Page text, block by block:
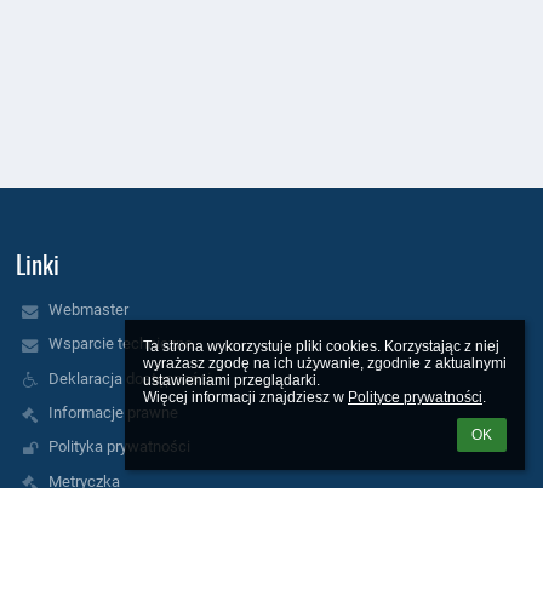
Ta strona wykorzystuje pliki cookies. Korzystając z niej
wyrażasz zgodę na ich używanie, zgodnie z aktualnymi
ustawieniami przeglądarki.
Więcej informacji znajdziesz w Polityce prywatności.
OK
Linki
Webmaster
Wsparcie techniczne
Deklaracja dostępności
Informacje prawne
Polityka prywatności
Metryczka